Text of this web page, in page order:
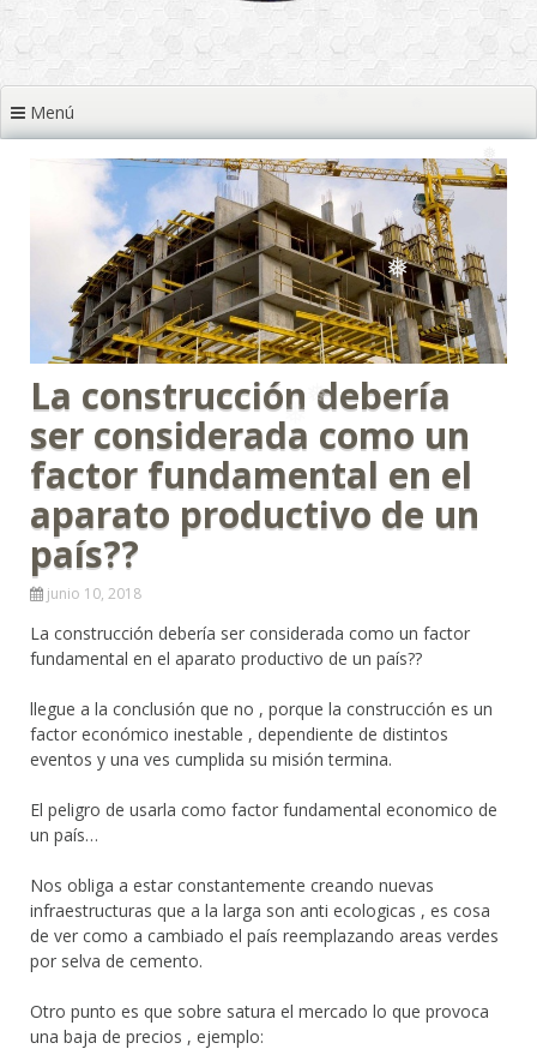
❅
❅
❅
❅
❅
❅
❅
❅ ❅ ❅
❅
❅
❅
Menú
La construcción debería
ser considerada como un
factor fundamental en el
aparato productivo de un
país??
junio 10, 2018
La construcción debería ser considerada como un factor
fundamental en el aparato productivo de un país??
llegue a la conclusión que no , porque la construcción es un
factor económico inestable , dependiente de distintos
eventos y una ves cumplida su misión termina.
El peligro de usarla como factor fundamental economico de
un país…
Nos obliga a estar constantemente creando nuevas
infraestructuras que a la larga son anti ecologicas , es cosa
de ver como a cambiado el país reemplazando areas verdes
por selva de cemento.
Otro punto es que sobre satura el mercado lo que provoca
una baja de precios , ejemplo: